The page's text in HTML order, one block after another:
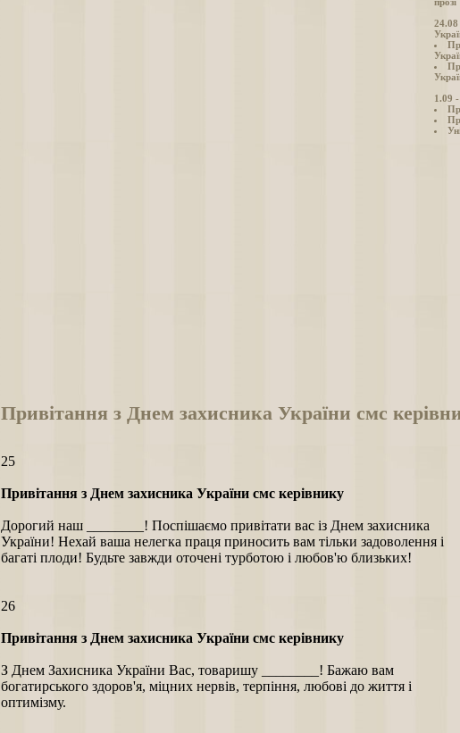
24.08
1.09
Привітання з Днем захисника України смс
25
Привітання з Днем захисника України смс керівнику
Дорогий наш ________! Поспішаємо привітати вас із Днем захисника
України! Нехай ваша нелегка праця приносить вам тільки задоволення і
багаті плоди! Будьте завжди оточені турботою і любов'ю близьких!
26
Привітання з Днем захисника України смс керівнику
З Днем Захисника України Вас, товаришу ________! Бажаю вам
богатирського здоров'я, міцних нервів, терпіння, любові до життя і
оптимізму.